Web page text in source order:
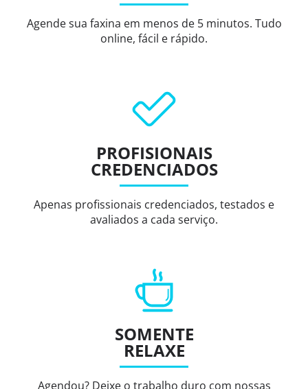
Agende sua faxina em menos de 5 minutos. Tudo
online, fácil e rápido.
PROFISIONAIS
CREDENCIADOS
Apenas profissionais credenciados, testados e
avaliados a cada serviço.
SOMENTE
RELAXE
Agendou? Deixe o trabalho duro com nossas